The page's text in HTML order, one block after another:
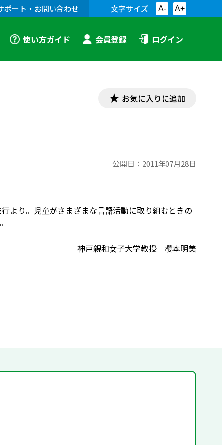
ポート・お問い合わせ 文字サイズ A- A+
使い方ガイド 会員登録 ログイン
お気に入りに追加
公開日： 2011年07月28日
より。児童がさまざまな言語活動に取り組むときの
神戸親和女子大学教授 櫻本明美